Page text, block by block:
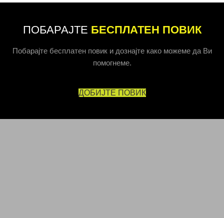
ПОБАРАЈТЕ БЕСПЛАТЕН ПОВИК
Побарајте бесплатен повик и дознајте како можеме да Ви
помогнеме.
ДОБИЈТЕ ПОВИК